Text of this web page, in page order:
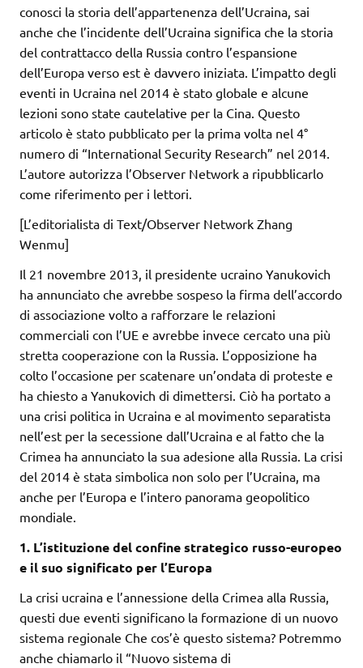
conosci la storia dell’appartenenza dell’Ucraina, sai
anche che l’incidente dell’Ucraina significa che la storia
del contrattacco della Russia contro l’espansione
dell’Europa verso est è davvero iniziata. L’impatto degli
eventi in Ucraina nel 2014 è stato globale e alcune
lezioni sono state cautelative per la Cina. Questo
articolo è stato pubblicato per la prima volta nel 4°
numero di “International Security Research” nel 2014.
L’autore autorizza l’Observer Network a ripubblicarlo
come riferimento per i lettori.
[L’editorialista di Text/Observer Network Zhang
Wenmu]
Il 21 novembre 2013, il presidente ucraino Yanukovich
ha annunciato che avrebbe sospeso la firma dell’accordo
di associazione volto a rafforzare le relazioni
commerciali con l’UE e avrebbe invece cercato una più
stretta cooperazione con la Russia. L’opposizione ha
colto l’occasione per scatenare un’ondata di proteste e
ha chiesto a Yanukovich di dimettersi. Ciò ha portato a
una crisi politica in Ucraina e al movimento separatista
nell’est per la secessione dall’Ucraina e al fatto che la
Crimea ha annunciato la sua adesione alla Russia. La crisi
del 2014 è stata simbolica non solo per l’Ucraina, ma
anche per l’Europa e l’intero panorama geopolitico
mondiale.
1. L’istituzione del confine strategico russo-europeo
e il suo significato per l’Europa
La crisi ucraina e l’annessione della Crimea alla Russia,
questi due eventi significano la formazione di un nuovo
sistema regionale Che cos’è questo sistema? Potremmo
anche chiamarlo il “Nuovo sistema di